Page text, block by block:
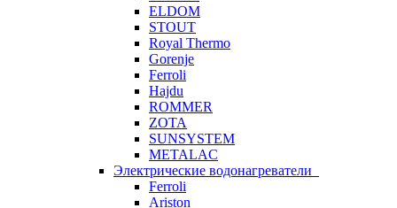
ELDOM
STOUT
Royal Thermo
Gorenje
Ferroli
Hajdu
ROMMER
ZOTA
SUNSYSTEM
METALAC
Электрические водонагреватели
Ferroli
Ariston